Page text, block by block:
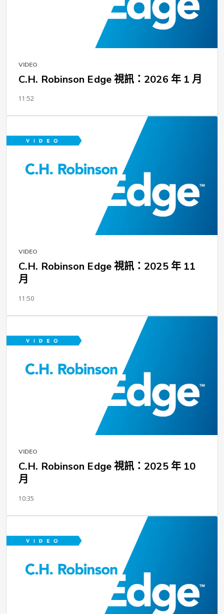
VIDEO
C.H. Robinson Edge 視訊：2026 年 1 月
11:52
VIDEO
C.H. Robinson Edge 視訊：2025 年 11
月
11:50
VIDEO
C.H. Robinson Edge 視訊：2025 年 10
月
10:35